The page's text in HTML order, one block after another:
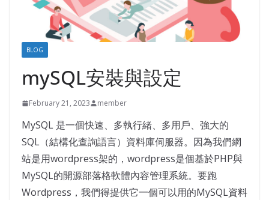
BLOG
mySQL安裝與設定
February 21, 2023 member
MySQL 是一個快速、多執行緒、多用戶、強大的
SQL（結構化查詢語言）資料庫伺服器。因為我們網
站是用wordpress架的，wordpress是個基於PHP與
MySQL的開源部落格軟體內容管理系統。要跑
Wordpress，我們得提供它一個可以用的MySQL資料